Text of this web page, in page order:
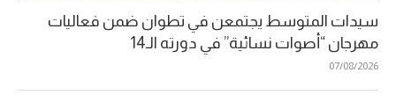
سيدات المتوسط يجتمعن في تطوان ضمن فعاليات
مهرجان “أصوات نسائية” في دورته الـ14
07/08/2026